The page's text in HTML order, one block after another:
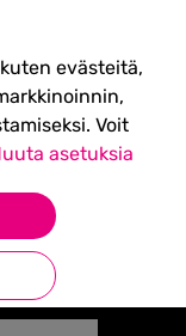
evästeitä,
Voit
asetuksia
esiintyjiin